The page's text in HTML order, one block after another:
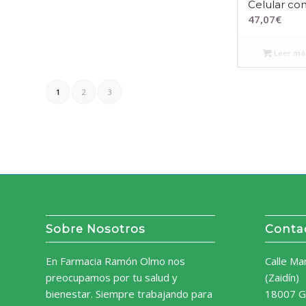
Celular
47,07€
Leer
1 2 3
Sobre Nosotros
En Farmacia Ramón Olmo nos
preocupamos por tu salud y
bienestar. Siempre trabajando para
Calle
(Zaidín)
18007